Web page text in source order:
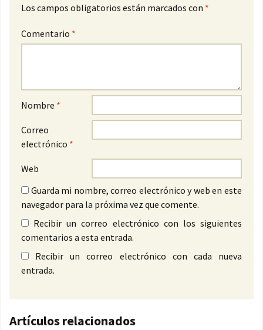
Los campos obligatorios están marcados con *
Comentario *
Nombre *
Correo
electrónico *
Web
Guarda mi nombre, correo electrónico y web en este
navegador para la próxima vez que comente.
Recibir un correo electrónico con los siguientes
comentarios a esta entrada.
Recibir un correo electrónico con cada nueva
entrada.
Artículos relacionados